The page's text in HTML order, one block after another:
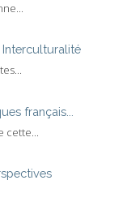
français...
cette...